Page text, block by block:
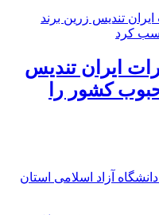
ایران تندیس
کشور را